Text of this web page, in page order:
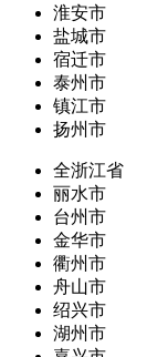
淮安市
盐城市
宿迁市
泰州市
镇江市
扬州市
全浙江省
丽水市
台州市
金华市
衢州市
舟山市
绍兴市
湖州市